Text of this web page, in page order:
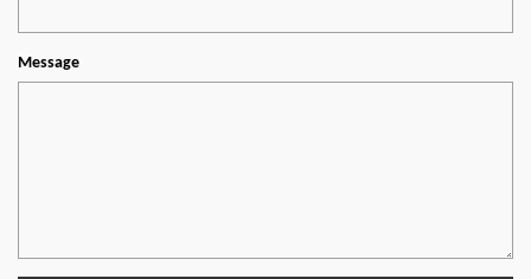
Message